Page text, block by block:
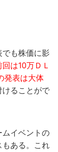
でも株価に影
回は10万ＤＬ
発表は大体
けることがで
ムイベントの
ある。これ